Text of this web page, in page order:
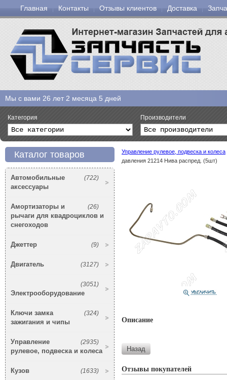
Главная Контакты Отзывы клиентов Доставка
Мы с вами 26 лет 2 месяца 5 дней
Категория Производители
Каталог товаров
(722)
Автомобильные
аксессуары
(26)
Амортизаторы и
рычаги для квадроциклов и
снегоходов
(9)
Джеттер
(3127)
Двигатель
(3051)
Электрооборудование
(324)
Ключи замка
зажигания и чипы
(2935)
Управление
рулевое, подвеска и колеса
(1633)
Кузов
Управление рулевое, подвеска и колеса
давления 21214 Нива распред. (5шт)
Описание
Отзывы покупателей